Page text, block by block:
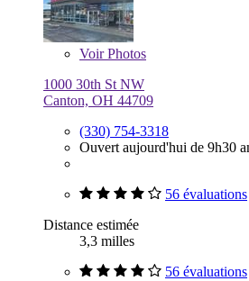
VoirPhotos
1000 30th St NW
Canton, OH 44709
(330) 754-3318
Ouvert aujourd'hui de 9h30
56 évaluations
Distance estimée
3,3 milles
56 évaluations